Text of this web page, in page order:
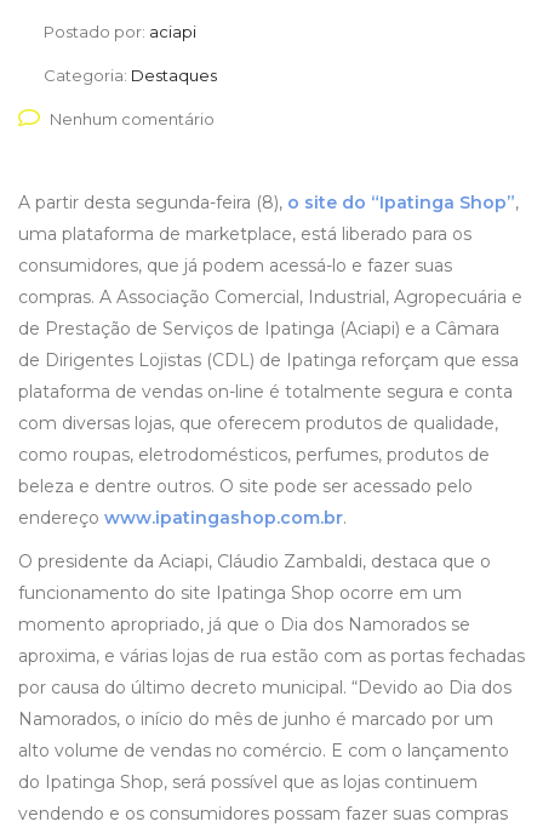
Postado por: aciapi
Categoria: Destaques
Nenhum comentário
A partir desta segunda-feira (8), o site do “Ipatinga Shop”,
uma plataforma de marketplace, está liberado para os
consumidores, que já podem acessá-lo e fazer suas
compras. A Associação Comercial, Industrial, Agropecuária e
de Prestação de Serviços de Ipatinga (Aciapi) e a Câmara
de Dirigentes Lojistas (CDL) de Ipatinga reforçam que essa
plataforma de vendas on-line é totalmente segura e conta
com diversas lojas, que oferecem produtos de qualidade,
como roupas, eletrodomésticos, perfumes, produtos de
beleza e dentre outros. O site pode ser acessado pelo
endereço www.ipatingashop.com.br.
O presidente da Aciapi, Cláudio Zambaldi, destaca que o
funcionamento do site Ipatinga Shop ocorre em um
momento apropriado, já que o Dia dos Namorados se
aproxima, e várias lojas de rua estão com as portas fechadas
por causa do último decreto municipal. “Devido ao Dia dos
Namorados, o início do mês de junho é marcado por um
alto volume de vendas no comércio. E com o lançamento
do Ipatinga Shop, será possível que as lojas continuem
vendendo e os consumidores possam fazer suas compras